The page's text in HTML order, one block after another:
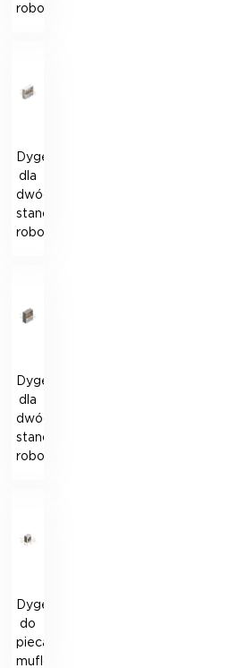
roboczego
Dygestorium
dla
dwóch
stanowisk
roboczych
Dygestorium
dla
dwóch
stanowisk
roboczych
Dygestorium
do
pieca
muflowego